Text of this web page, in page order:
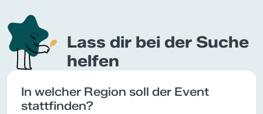
Lass dir bei der Suche
helfen
In welcher Region soll der Event
stattfinden?